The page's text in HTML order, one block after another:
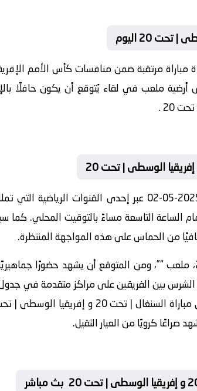
و نضيرة إفريقيا الوسطى | تحت 20 على أرضية ملعب في لقاء يُتوقع أن
20 .
من المقرر أن تُبث المباراة مباشرة مساء اليوم، 2025-05-02
في تمام الساعة التاسعة مساءً بالتوقيت
من الحماس على هذه المواجهة المنتظرة.
الحدث سيُقام في معقل نادي السنغال | تحت 20، ملعب “”، ومن المتوقع
بين الفريقين على مراكز متقدمة في